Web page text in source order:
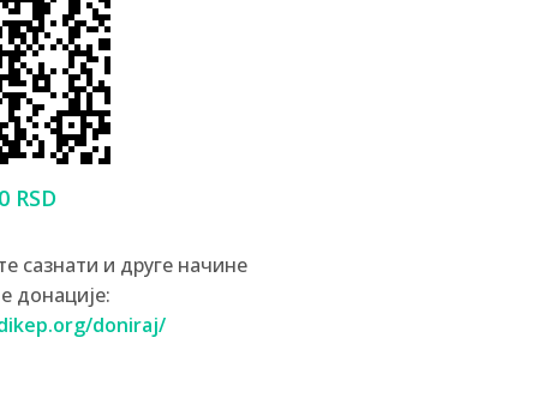
RSD
сазнати и друге начине
донације:
doniraj/